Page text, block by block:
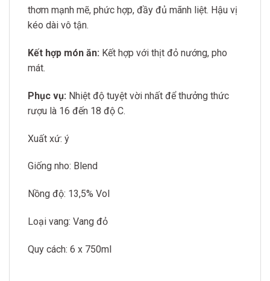
thơm mạnh mẽ, phức hợp, đầy đủ mãnh liệt. Hậu vị
kéo dài vô tận.
Kết hợp món ăn: Kết hợp với thịt đỏ nướng, pho
mát.
Phục vụ: Nhiệt độ tuyệt vời nhất để thưởng thức
rượu là 16 đến 18 độ C.
Xuất xứ: ý
Giống nho: Blend
Nồng độ: 13,5% Vol
Loại vang: Vang đỏ
Quy cách: 6 x 750ml